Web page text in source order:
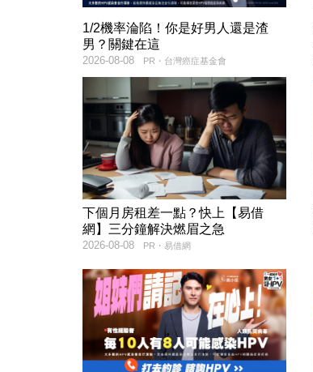
1/2機率淪陷！你是好男人還是渣
男？關鍵在這
PR・台灣癌症基金會
2026-08-08
下個月房租差一點？快上【易借
網】三分鐘解決燃眉之急
PR・易借網
2026-08-08